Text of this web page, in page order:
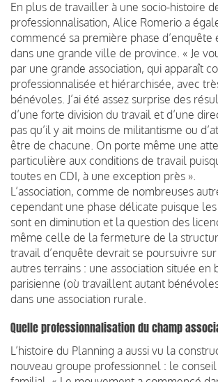
En plus de travailler à une socio-histoire
professionnalisation, Alice Romerio a
commencé sa première phase d’enquête
dans une grande ville de province. « Je
par une grande association, qui apparaît
professionnalisée et hiérarchisée, avec
bénévoles. J’ai été assez surprise des
d’une forte division du travail et d’une
pas qu’il y ait moins de militantisme ou
être de chacune. On porte même une
particulière aux conditions de travail
toutes en CDI, à une exception près ».
L’association, comme de nombreuses
cependant une phase délicate puisque
sont en diminution et la question des
même celle de la fermeture de la
travail d’enquête devrait se poursuivre
autres terrains : une association située en
parisienne (où travaillent autant
dans une association rurale.
Quelle professionnalisation du champ
L’histoire du Planning a aussi vu la
nouveau groupe professionnel : le